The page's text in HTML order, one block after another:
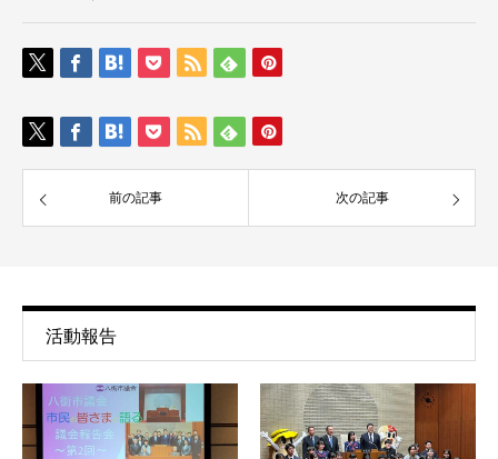
前の記事 次の記事
活動報告